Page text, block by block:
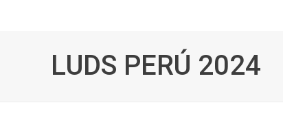
LUDS PERÚ 2024